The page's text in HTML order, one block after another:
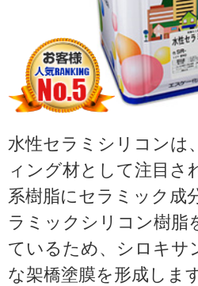
水性セラミシリコンは
ィング材として注目さ
系樹脂にセラミック成
ラミックシリコン樹脂
ているため、シロキサ
な架橋塗膜を形成します